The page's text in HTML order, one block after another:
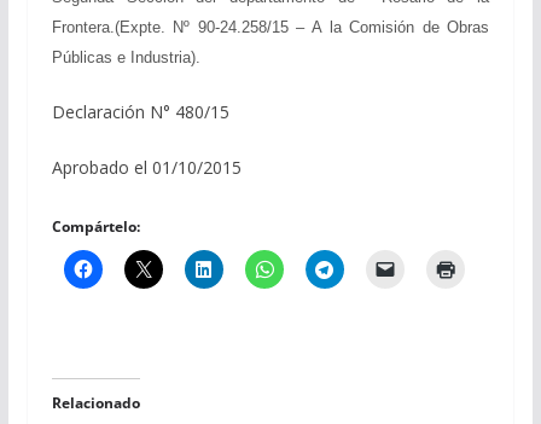
Frontera.(Expte. Nº 90-24.258/15 – A la Comisión de Obras
Públicas e Industria).
Declaración N° 480/15
Aprobado el 01/10/2015
Compártelo:
Relacionado